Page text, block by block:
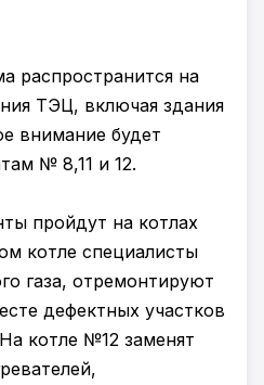
распространится на
ТЭЦ, включая здания
внимание будет
№ 8,11 и 12.
пройдут на котлах
котле специалисты
газа, отремонтируют
дефектных участков
котле №12 заменят